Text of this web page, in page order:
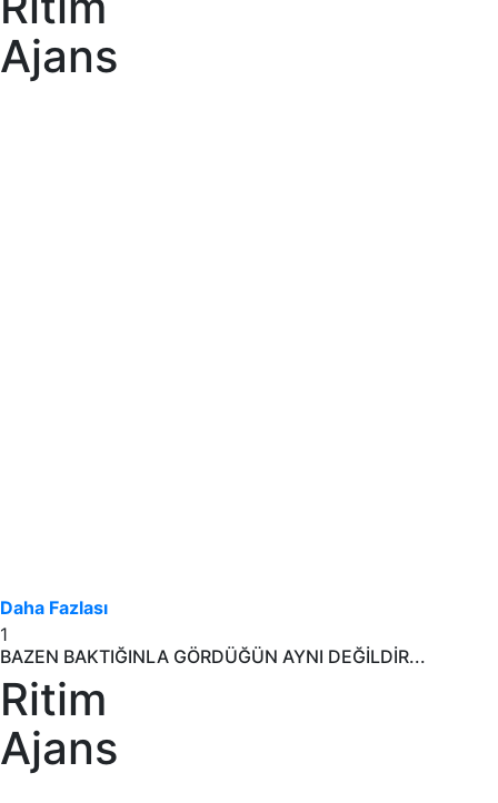
Ajans
Daha Fazlası
1
BAZEN BAKTIĞINLA GÖRDÜĞÜN AYNI DEĞİLDİR...
Ritim
Ajans